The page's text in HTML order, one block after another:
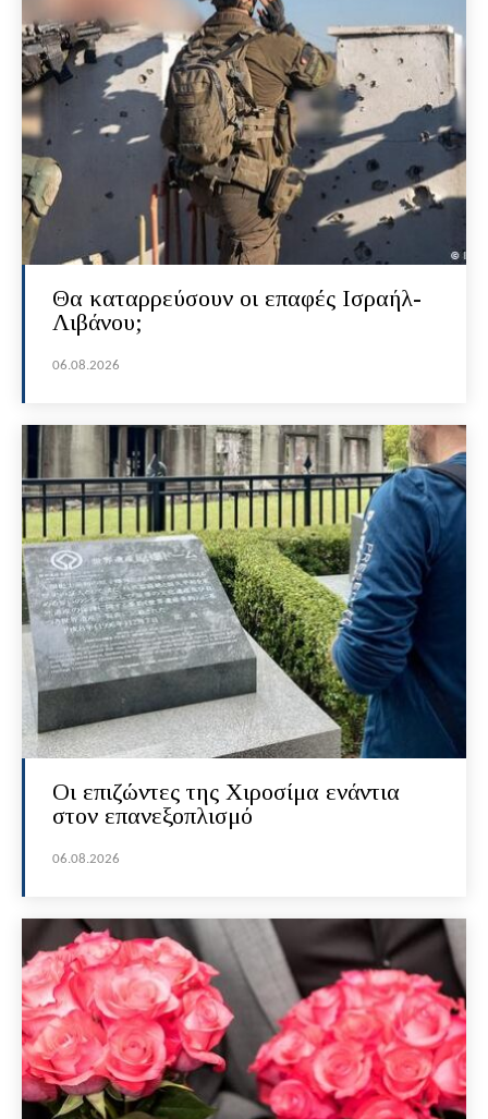
Θα καταρρεύσουν οι επαφές Ισραήλ-
Λιβάνου;
06.08.2026
Οι επιζώντες της Χιροσίμα ενάντια
στον επανεξοπλισμό
06.08.2026